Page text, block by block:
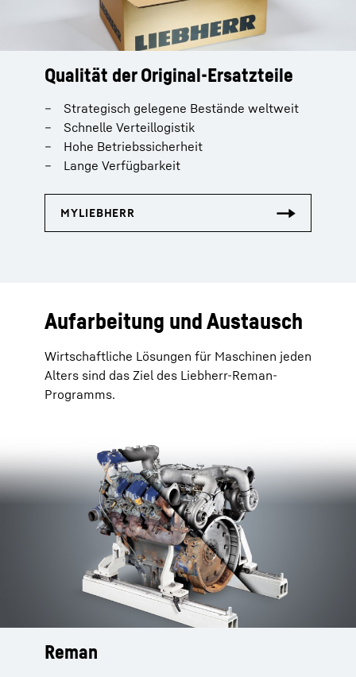
Qualität der Original-Ersatzteile
Strategisch gelegene Bestände weltweit
Schnelle Verteillogistik
Hohe Betriebssicherheit
Lange Verfügbarkeit
Aufarbeitung und Austausch
Wirtschaftliche Lösungen für Maschinen jeden
Alters sind das Ziel des Liebherr-Reman-
Programms.
Reman